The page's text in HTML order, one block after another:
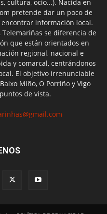
cultura, ocio...). Nacida en
pretende dar un poco de
información local.
se diferencia de
que están orientados en
regional, nacional e
y comarcal, centrándonos
El objetivo irrenunciable
Miño, O Porriño y Vigo
de vista.